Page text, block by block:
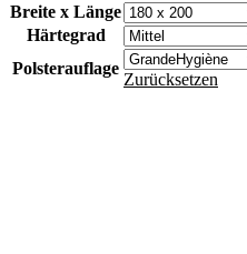
Breite x Länge
Härtegrad
Polsterauflage
Zurücksetzen